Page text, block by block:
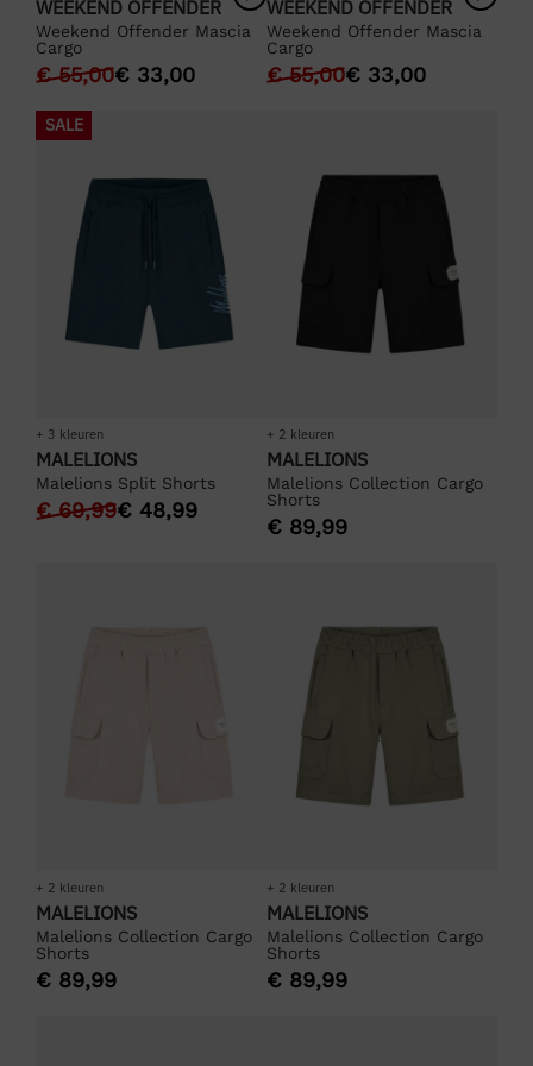
WEEKEND OFFENDER
Weekend Offender Mascia
Cargo
€55,00€ 33,00
WEEKEND OFFENDER
Weekend Offender Mascia
Cargo
€55,00€ 33,00
SALE
+ 3 kleuren
MALELIONS
Malelions Split Shorts
€69,99€ 48,99
+ 2 kleuren
MALELIONS
Malelions Collection Cargo
Shorts
€ 89,99
+ 2 kleuren
MALELIONS
Malelions Collection Cargo
Shorts
€ 89,99
+ 2 kleuren
MALELIONS
Malelions Collection Cargo
Shorts
€ 89,99